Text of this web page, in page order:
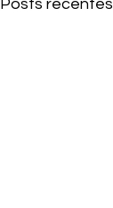
Posts recentes